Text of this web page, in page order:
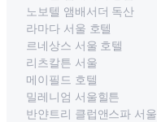
노보텔 앰배서더 독산
라마다 서울 호텔
르네상스 서울 호텔
리츠칼튼 서울
메이필드 호텔
밀레니엄 서울힐튼
반얀트리 클럽앤스파 서울